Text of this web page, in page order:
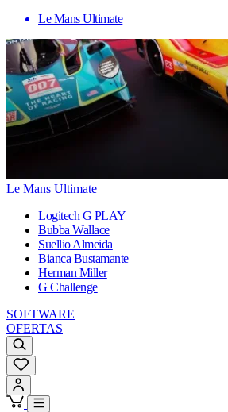
Le Mans Ultimate
Le Mans Ultimate
Logitech G PLAY
Bubba Wallace
Suellio Almeida
Bianca Bustamante
Herman Miller
G Challenge
SOFTWARE
OFERTAS